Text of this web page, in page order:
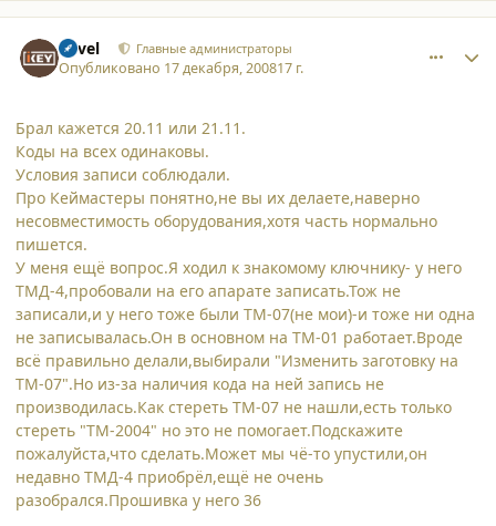
Pavel Главные администраторы
Опубликовано 17 декабря, 200817 г.
Брал кажется 20.11 или 21.11.
Коды на всех одинаковы.
Условия записи соблюдали.
Про Кеймастеры понятно,не вы их делаете,наверно
несовместимость оборудования,хотя часть нормально
пишется.
У меня ещё вопрос.Я ходил к знакомому ключнику- у него
ТМД-4,пробовали на его апарате записать.Тож не
записали,и у него тоже были ТМ-07(не мои)-и тоже ни одна
не записывалась.Он в основном на ТМ-01 работает.Вроде
всё правильно делали,выбирали "Изменить заготовку на
ТМ-07".Но из-за наличия кода на ней запись не
производилась.Как стереть ТМ-07 не нашли,есть только
стереть "ТМ-2004" но это не помогает.Подскажите
пожалуйста,что сделать.Может мы чё-то упустили,он
недавно ТМД-4 приобрёл,ещё не очень
разобрался.Прошивка у него 36